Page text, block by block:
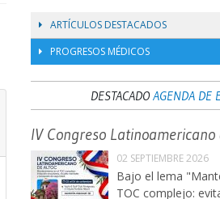
ARTÍCULOS DESTACADOS
PROGRESOS MÉDICOS
DESTACADOAGENDA DE
IV Congreso Latinoamericano
02 SEPTIEMBRE 2026
Bajo el lema
TOC complejo: